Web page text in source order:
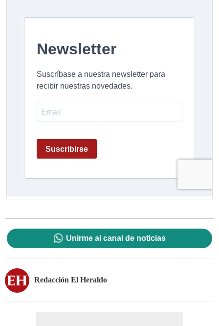
Unirme al canal de noticias
Redacción El Heraldo